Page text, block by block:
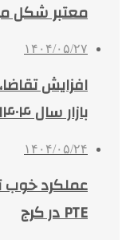
معتبر شکل
۱۴۰۴/۰۵/۲۷
افزایش
بازار سال ۱۴۰۴
۱۴۰۴/۰۵/۲۴
عملکرد خوب
PTE در کرج